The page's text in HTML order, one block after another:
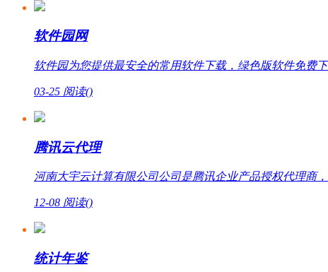
软件园网
软件园为您提供最安全的常用软件下载，绿色版软件免费
03-25 阅读()
腾讯云代理
河南大宇云计算有限公司公司是腾讯企业产品授权代理商
12-08 阅读()
统计年鉴